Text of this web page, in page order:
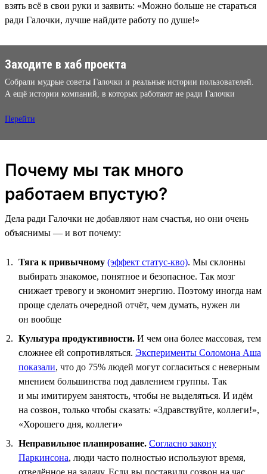
взять всё в свои руки и заявить: «Можно больше не стараться
ради Галочки, лучше найдите работу по душе!»
Заходите в хаб проекта
Собрали мудрые советы Галочки и реальные истории пользователей.
А ещё истории компаний, в которых работают не ради Галочки
Перейти
Почему мы так много
работаем впустую?
Дела ради Галочки не добавляют нам счастья, но они очень
объяснимы — и вот почему:
Тяга к привычному (эффект статус-кво). Мы склонны
выбирать знакомое, понятное и безопасное. Так мозг
снижает тревогу и экономит энергию. Поэтому иногда нам
проще сделать очередной отчёт, чем думать, нужен ли
он вообще
Культура продуктивности. И чем она более массовая, тем
сложнее ей сопротивляться. Эксперименты Соломона Аша
показали, что до 75% людей могут согласиться с неверным
мнением большинства под давлением группы. Так
и мы имитируем занятость, чтобы не выделяться. И идём
на созвон, только чтобы сказать: «Здравствуйте, коллеги!»,
«Хорошего дня, коллеги»
Неправильное планирование. Согласно закону
Паркинсона, люди часто полностью используют время,
отведённое на задачу. Если вы поставили созвон на час,